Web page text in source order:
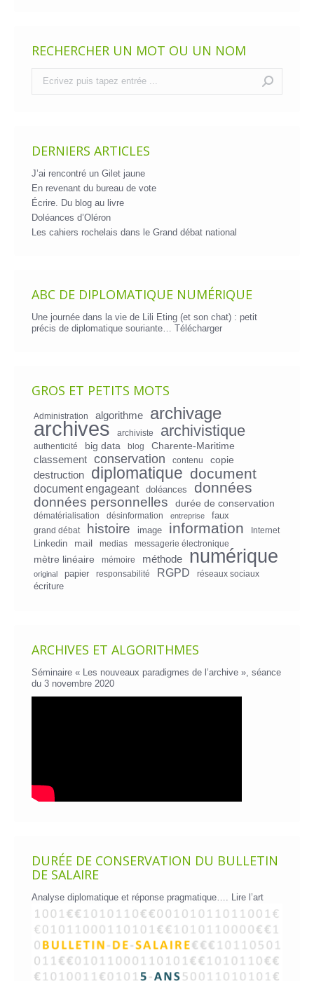
RECHERCHER UN MOT OU UN NOM
DERNIERS ARTICLES
J’ai rencontré un Gilet jaune
En revenant du bureau de vote
Écrire. Du blog au livre
Doléances d’Oléron
Les cahiers rochelais dans le Grand débat national
ABC DE DIPLOMATIQUE NUMÉRIQUE
Une journée dans la vie de Lili Eting (et son chat) : petit
précis de diplomatique souriante… Télécharger
GROS ET PETITS MOTS
Administration algorithme archivage
archives archiviste archivistique
authenticité big data blog
Charente-Maritime
classement
conservation contenu
copie
destruction
diplomatique document
document engageant doléances données
données personnelles durée de conservation
dématérialisation désinformation entreprise faux
grand débat histoire image information Internet
Linkedin mail medias messagerie électronique
mètre linéaire mémoire méthode numérique
original papier responsabilité RGPD réseaux sociaux
écriture
ARCHIVES ET ALGORITHMES
Séminaire « Les nouveaux paradigmes de l’archive », séance
du 3 novembre 2020
DURÉE DE CONSERVATION DU BULLETIN
DE SALAIRE
Analyse diplomatique et réponse pragmatique…. Lire l’art